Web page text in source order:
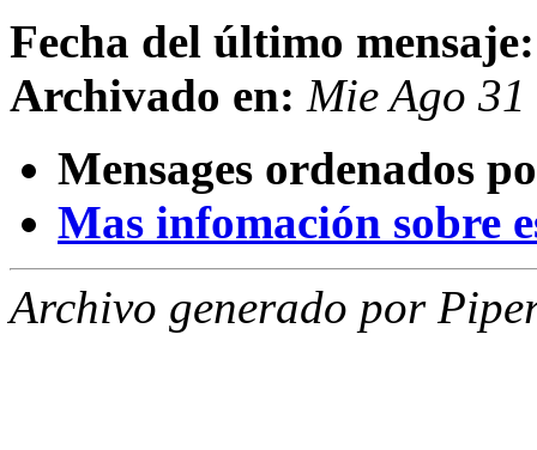
Fecha del último mensaje:
Archivado en: Mie Ago
Mensages ordenados
Mas infomación sobre
Archivo generado por